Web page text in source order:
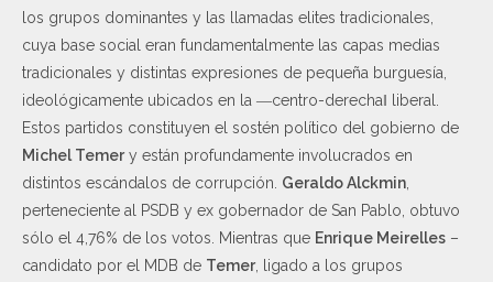
los grupos dominantes y las llamadas elites tradicionales,
cuya base social eran fundamentalmente las capas medias
tradicionales y distintas expresiones de pequeña burguesía,
ideológicamente ubicados en la ―centro-derecha‖ liberal.
Estos partidos constituyen el sostén político del gobierno de
Michel Temery están profundamente involucrados en
distintos escándalos de corrupción. Geraldo Alckmin
perteneciente al PSDB y ex gobernador de San Pablo, obtuvo
sólo el 4,76% de los votos. Mientras que Enrique Meirelles –
candidato por el MDB de Temer, ligado a los grupos